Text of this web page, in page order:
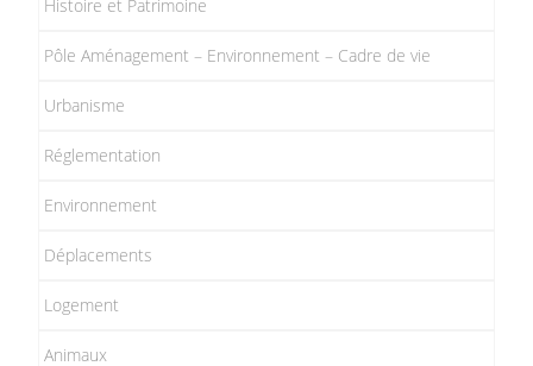
Histoire et Patrimoine
Pôle Aménagement – Environnement – Cadre de vie
Urbanisme
Réglementation
Environnement
Déplacements
Logement
Animaux